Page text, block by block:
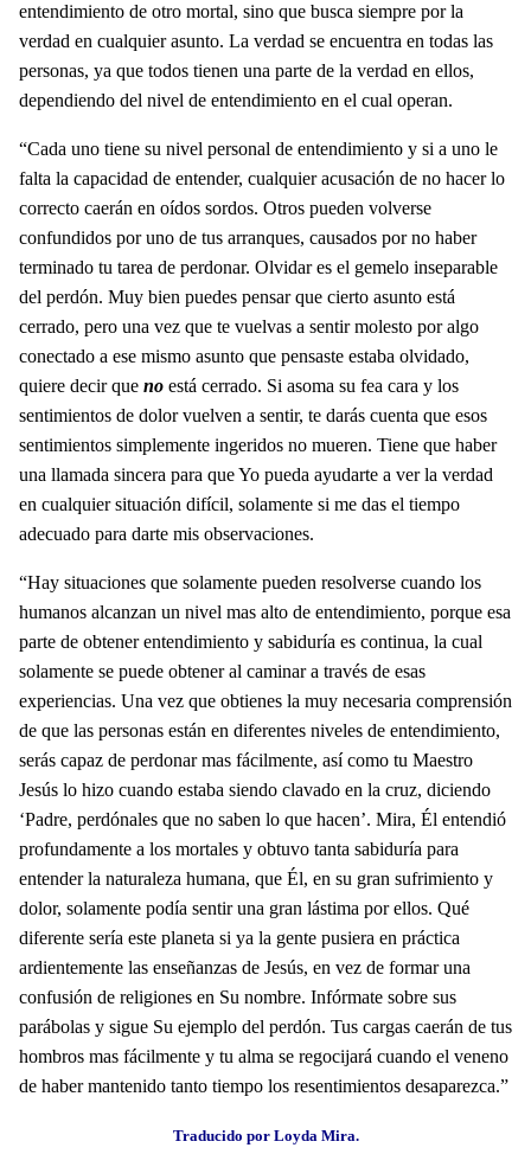
entendimiento de otro mortal, sino que busca siempre por la
verdad en cualquier asunto. La verdad se encuentra en todas las
personas, ya que todos tienen una parte de la verdad en ellos,
dependiendo del nivel de entendimiento en el cual operan.
“Cada uno tiene su nivel personal de entendimiento y si a uno le
falta la capacidad de entender, cualquier acusación de no hacer lo
correcto caerán en oídos sordos. Otros pueden volverse
confundidos por uno de tus arranques, causados por no haber
terminado tu tarea de perdonar. Olvidar es el gemelo inseparable
del perdón. Muy bien puedes pensar que cierto asunto está
cerrado, pero una vez que te vuelvas a sentir molesto por algo
conectado a ese mismo asunto que pensaste estaba olvidado,
quiere decir que no está cerrado. Si asoma su fea cara y los
sentimientos de dolor vuelven a sentir, te darás cuenta que esos
sentimientos simplemente ingeridos no mueren. Tiene que haber
una llamada sincera para que Yo pueda ayudarte a ver la verdad
en cualquier situación difícil, solamente si me das el tiempo
adecuado para darte mis observaciones.
“Hay situaciones que solamente pueden resolverse cuando los
humanos alcanzan un nivel mas alto de entendimiento, porque esa
parte de obtener entendimiento y sabiduría es continua, la cual
solamente se puede obtener al caminar a través de esas
experiencias. Una vez que obtienes la muy necesaria comprensión
de que las personas están en diferentes niveles de entendimiento,
serás capaz de perdonar mas fácilmente, así como tu Maestro
Jesús lo hizo cuando estaba siendo clavado en la cruz, diciendo
‘Padre, perdónales que no saben lo que hacen’. Mira, Él entendió
profundamente a los mortales y obtuvo tanta sabiduría para
entender la naturaleza humana, que Él, en su gran sufrimiento y
dolor, solamente podía sentir una gran lástima por ellos. Qué
diferente sería este planeta si ya la gente pusiera en práctica
ardientemente las enseñanzas de Jesús, en vez de formar una
confusión de religiones en Su nombre. Infórmate sobre sus
parábolas y sigue Su ejemplo del perdón. Tus cargas caerán de tus
hombros mas fácilmente y tu alma se regocijará cuando el veneno
de haber mantenido tanto tiempo los resentimientos desaparezca.”
Traducido por Loyda Mira.